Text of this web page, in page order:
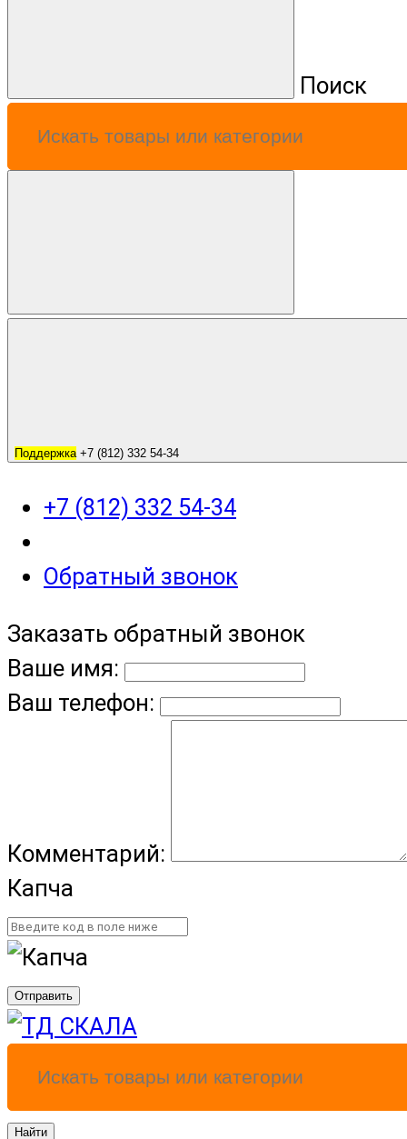
Поиск
Поддержка +7 (812) 332 54-34
+7 (812) 332 54-34
Обратный звонок
Заказать обратный звонок
Ваше имя:
Ваш телефон:
Комментарий:
Капча
Отправить
Найти